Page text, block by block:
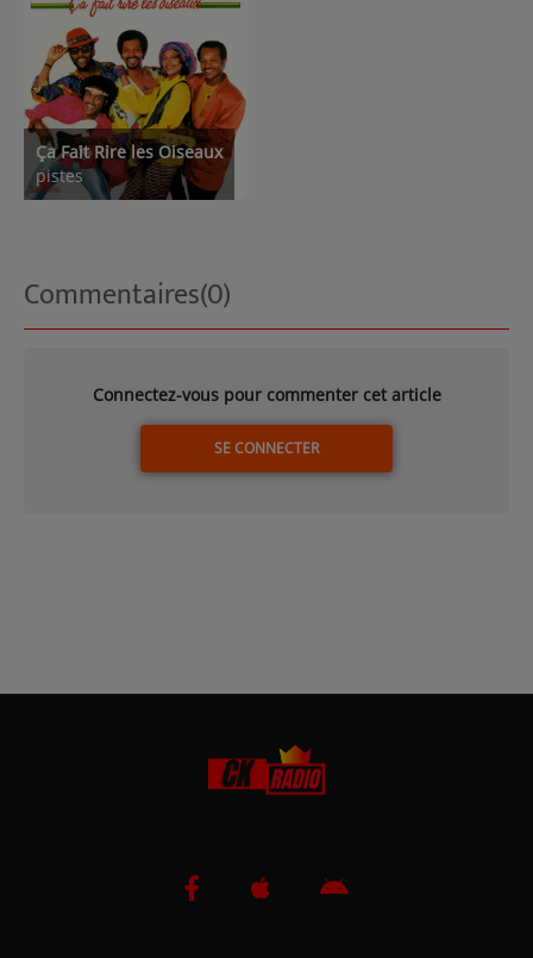
Ça Fait Rire les Oiseaux
pistes
Commentaires(0)
Connectez-vous pour commenter cet article
SE CONNECTER